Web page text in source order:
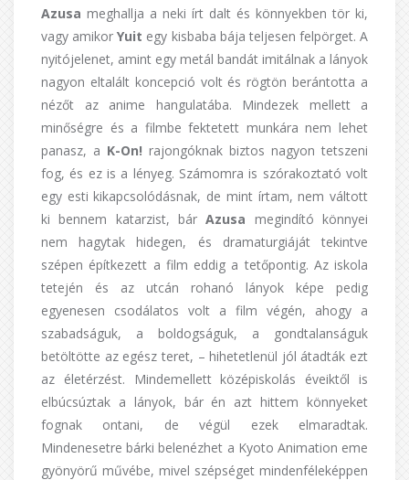
Azusa meghallja a neki írt dalt és könnyekben tör ki,
vagy amikorYuit egy kisbaba bája teljesen felpörget. A
nyitójelenet, amint egy metál bandát imitálnak a lányok
nagyon eltalált koncepció volt és rögtön berántotta a
nézőt az anime hangulatába. Mindezek mellett a
minőségre és a filmbe fektetett munkára nem lehet
panasz, a K-On! rajongóknak biztos nagyon tetszeni
fog, és ez is a lényeg. Számomra is szórakoztató volt
egy esti kikapcsolódásnak, de mint írtam, nem váltott
ki bennem katarzist, bárAzusa megindító könnyei
nem hagytak hidegen, és dramaturgiáját tekintve
szépen építkezett a film eddig a tetőpontig. Az iskola
tetején és az utcán rohanó lányok képe pedig
egyenesen csodálatos volt a film végén, ahogy a
szabadságuk, a boldogságuk, a gondtalanságuk
betöltötte az egész teret, – hihetetlenül jól átadták ezt
az életérzést. Mindemellett középiskolás éveiktől is
elbúcsúztak a lányok, bár én azt hittem könnyeket
fognak ontani, de végül ezek elmaradtak.
Mindenesetre bárki belenézhet a Kyoto Animation eme
gyönyörű művébe, mivel szépséget mindenféleképpen